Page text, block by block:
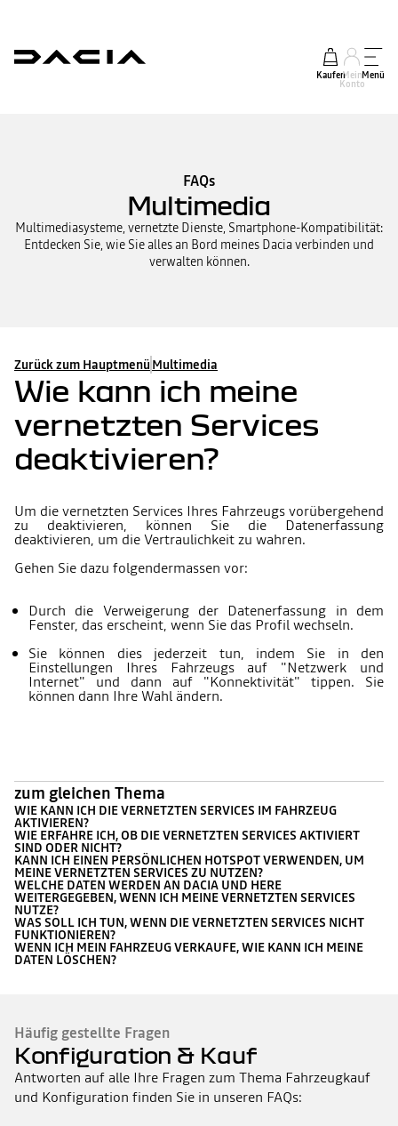
KaufenMein
Konto
Menü
FAQs
Multimedia
Multimediasysteme, vernetzte Dienste, Smartphone-Kompatibilität:
Entdecken Sie, wie Sie alles an Bord meines Dacia verbinden und
verwalten können.
Zurück zum Hauptmenü Multimedia
Wie kann ich meine
vernetzten Services
deaktivieren?
Um die vernetzten Services Ihres Fahrzeugs vorübergehend
zu deaktivieren, können Sie die Datenerfassung
deaktivieren, um die Vertraulichkeit zu wahren.
Gehen Sie dazu folgendermassen vor:
Durch die Verweigerung der Datenerfassung in dem
Fenster, das erscheint, wenn Sie das Profil wechseln.
Sie können dies jederzeit tun, indem Sie in den
Einstellungen Ihres Fahrzeugs auf "Netzwerk und
Internet" und dann auf "Konnektivität" tippen. Sie
können dann Ihre Wahl ändern.
zum gleichen Thema
WIE KANN ICH DIE VERNETZTEN SERVICES IM FAHRZEUG
AKTIVIEREN?
WIE ERFAHRE ICH, OB DIE VERNETZTEN SERVICES AKTIVIERT
SIND ODER NICHT?
KANN ICH EINEN PERSÖNLICHEN HOTSPOT VERWENDEN, UM
MEINE VERNETZTEN SERVICES ZU NUTZEN?
WELCHE DATEN WERDEN AN DACIA UND HERE
WEITERGEGEBEN, WENN ICH MEINE VERNETZTEN SERVICES
NUTZE?
WAS SOLL ICH TUN, WENN DIE VERNETZTEN SERVICES NICHT
FUNKTIONIEREN?
WENN ICH MEIN FAHRZEUG VERKAUFE, WIE KANN ICH MEINE
DATEN LÖSCHEN?
Häufig gestellte Fragen
Konfiguration & Kauf
Antworten auf alle Ihre Fragen zum Thema Fahrzeugkauf
und Konfiguration finden Sie in unseren FAQs: